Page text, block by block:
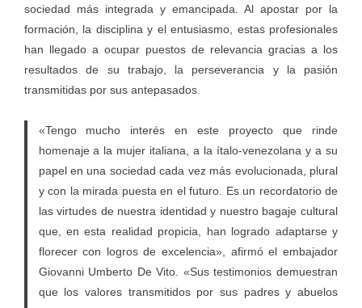
sociedad más integrada y emancipada. Al apostar por la
formación, la disciplina y el entusiasmo, estas profesionales
han llegado a ocupar puestos de relevancia gracias a los
resultados de su trabajo, la perseverancia y la pasión
transmitidas por sus antepasados.
«Tengo mucho interés en este proyecto que rinde
homenaje a la mujer italiana, a la ítalo-venezolana y a su
papel en una sociedad cada vez más evolucionada, plural
y con la mirada puesta en el futuro. Es un recordatorio de
las virtudes de nuestra identidad y nuestro bagaje cultural
que, en esta realidad propicia, han logrado adaptarse y
florecer con logros de excelencia», afirmó el embajador
Giovanni Umberto De Vito. «Sus testimonios demuestran
que los valores transmitidos por sus padres y abuelos